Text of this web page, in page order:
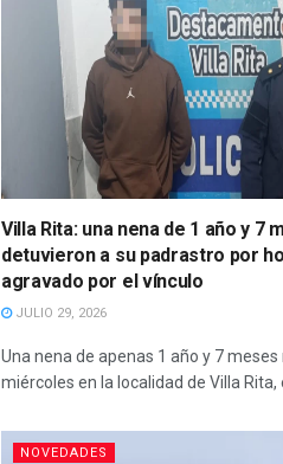
Villa Rita: una nena de 1 año y 7
detuvieron a su padrastro por
agravado por el vínculo
JULIO 29, 2026
Una nena de apenas 1 año y 7
miércoles en la localidad de Villa Rita,
NOVEDADES